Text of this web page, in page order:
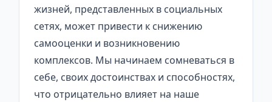
жизней, представленных в социальных
сетях, может привести к снижению
самооценки и возникновению
комплексов. Мы начинаем сомневаться в
себе, своих достоинствах и способностях,
что отрицательно влияет на наше